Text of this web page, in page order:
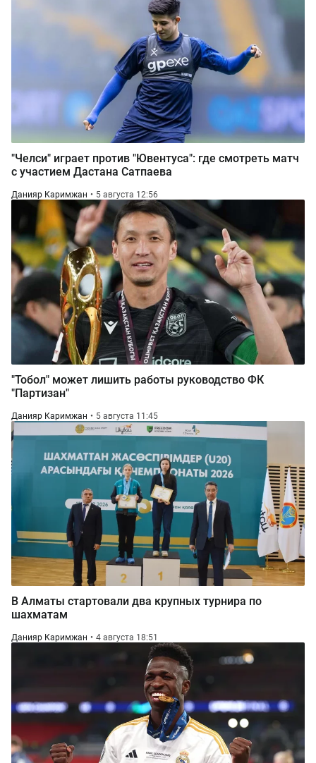
"Челси" играет против "Ювентуса": где смотреть матч
с участием Дастана Сатпаева
Данияр Каримжан 5 августа 12:56
"Тобол" может лишить работы руководство ФК
"Партизан"
Данияр Каримжан 5 августа 11:45
В Алматы стартовали два крупных турнира по
шахматам
Данияр Каримжан 4 августа 18:51